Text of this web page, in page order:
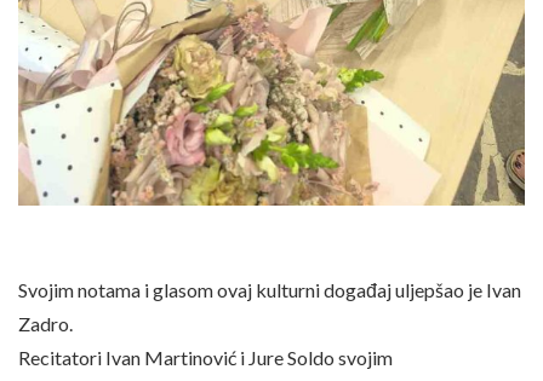
Svojim notama i glasom ovaj kulturni događaj uljepšao je Ivan
Zadro.
Recitatori Ivan Martinović i Jure Soldo svojim